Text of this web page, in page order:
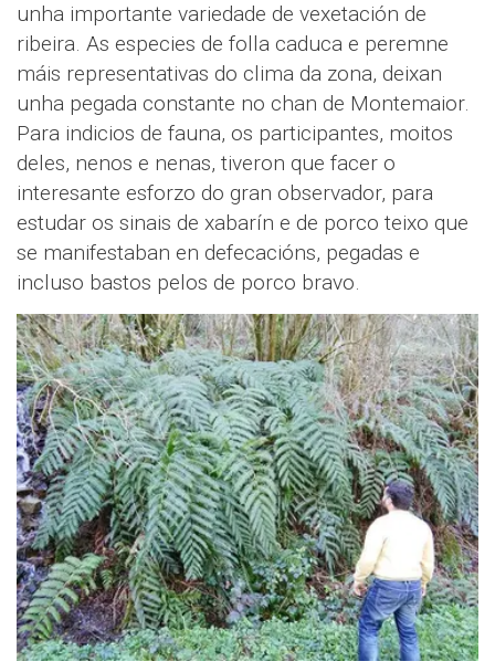
unha importante variedade de vexetación de
ribeira. As especies de folla caduca e peremne
máis representativas do clima da zona, deixan
unha pegada constante no chan de Montemaior.
Para indicios de fauna, os participantes, moitos
deles, nenos e nenas, tiveron que facer o
interesante esforzo do gran observador, para
estudar os sinais de xabarín e de porco teixo que
se manifestaban en defecacións, pegadas e
incluso bastos pelos de porco bravo.